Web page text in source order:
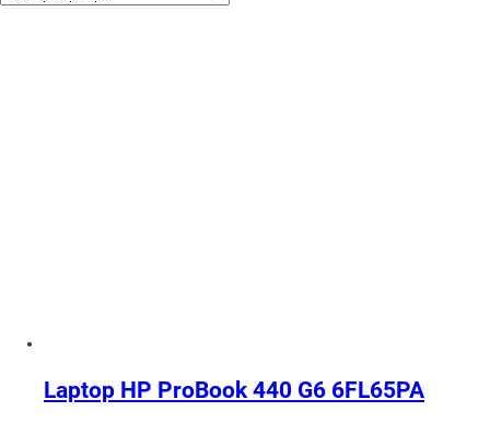
Laptop HP ProBook 440 G6 6FL65PA